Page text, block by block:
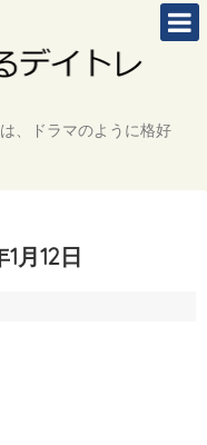
、ドラマのように格好
月12日